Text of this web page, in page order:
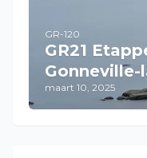
GR-120
GR21
maart 10, 2025